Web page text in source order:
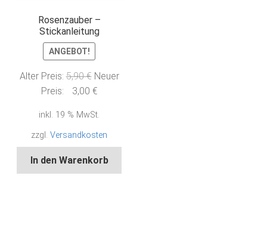
Rosenzauber –
Stickanleitung
ANGEBOT!
Alter Preis: 5,90€ Ursprünglicher
Preis
5,90 €
Neuer
Preis:
3,00 €Aktueller
ist:
3,00 €.
inkl. 19 % MwSt.
zzgl.Versandkosten
In den Warenkorb